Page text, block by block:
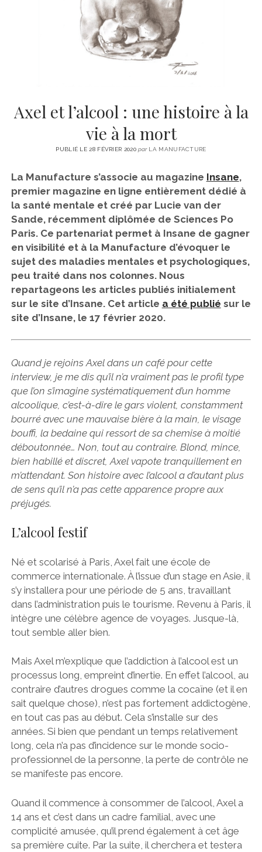
CINÉMA
LITTÉRATURE
ÉCONOMIE
SPORT
MÉDIAS
instagram
emailemail-
form
Axel et l’alcool : une histoire à la
vie à la mort
PUBLIÉ LE 28 FÉVRIER 2020parLA MANUFACTURE
La Manufacture s’associe au magazine Insane,
premier magazine en ligne entièrement dédié à
la santé mentale et créé par Lucie van der
Sande, récemment diplômée de Sciences Po
Paris. Ce partenariat permet à Insane de gagner
en visibilité et à la Manufacture d’évoquer le
sujet des maladies mentales et psychologiques,
peu traité dans nos colonnes. Nous
repartageons les articles publiés initialement
sur le site d’Insane. Cet article a été publié sur le
site d’Insane, le 17 février 2020.
Quand je rejoins Axel dans un café pour cette
interview, je me dis qu’il n’a vraiment pas le profil type
que l’on s’imagine systématiquement d’un homme
alcoolique, c’est-à-dire le gars violent, constamment
bourré avec une mauvaise bière à la main, le visage
bouffi, la bedaine qui ressort de sa chemise à moitié
déboutonnée… Non, tout au contraire. Blond, mince,
bien habillé et discret, Axel vapote tranquillement en
m’attendant. Son histoire avec l’alcool a d’autant plus
de sens qu’il n’a pas cette apparence propre aux
préjugés.
L’alcool festif
Né et scolarisé à Paris, Axel fait une école de
commerce internationale. À l’issue d’un stage en Asie, il
s’y installera pour une période de 5 ans, travaillant
dans l’administration puis le tourisme. Revenu à Paris, il
intègre une célèbre agence de voyages. Jusque-là,
tout semble aller bien.
Mais Axel m’explique que l’addiction à l’alcool est un
processus long, empreint d’inertie. En effet l’alcool, au
contraire d’autres drogues comme la cocaïne (et il en
sait quelque chose), n’est pas fortement addictogène,
en tout cas pas au début. Cela s’installe sur des
années. Si bien que pendant un temps relativement
long, cela n’a pas d’incidence sur le monde socio-
professionnel de la personne, la perte de contrôle ne
se manifeste pas encore.
Quand il commence à consommer de l’alcool, Axel a
14 ans et c’est dans un cadre familial, avec une
complicité amusée, qu’il prend également à cet âge
sa première cuite. Par la suite, il cherchera et testera